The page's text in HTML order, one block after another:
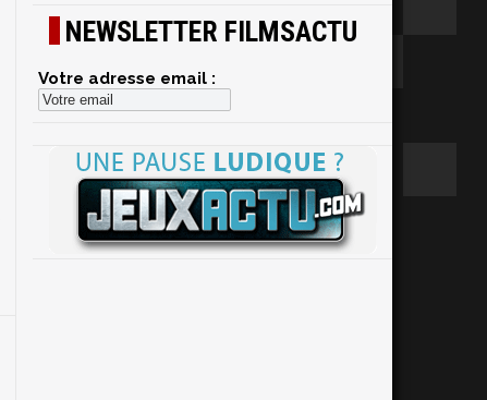
NEWSLETTER FILMSACTU
Votre adresse email :